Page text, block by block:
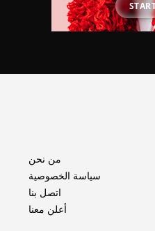
من نحن
سياسة الخصوصية
اتصل بنا
أعلن معنا